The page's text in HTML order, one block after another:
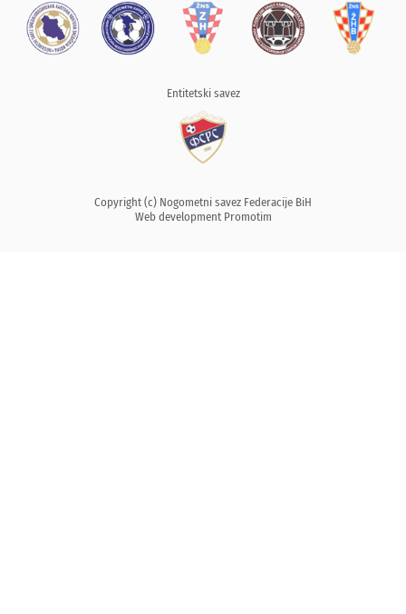
Entitetski savez
Copyright (c) Nogometni savez Federacije BiH
Web development Promotim